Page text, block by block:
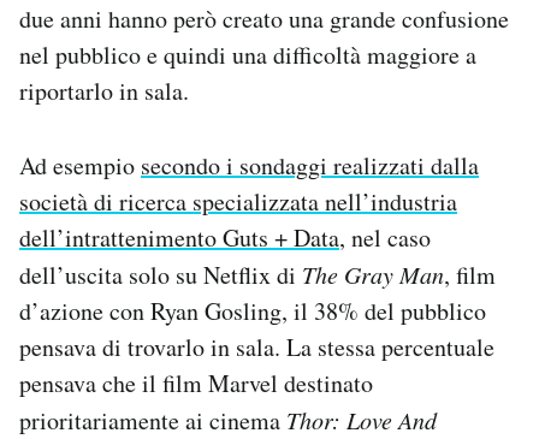
due anni hanno però creato una grande confusione
nel pubblico e quindi una difficoltà maggiore a
riportarlo in sala.
Ad esempio secondo i sondaggi realizzati dalla
società di ricerca specializzata nell’industria
dell’intrattenimento Guts + Data, nel caso
dell’uscita solo su Netflix di The Gray Man, film
d’azione con Ryan Gosling, il 38% del pubblico
pensava di trovarlo in sala. La stessa percentuale
pensava che il film Marvel destinato
prioritariamente ai cinema Thor: Love And